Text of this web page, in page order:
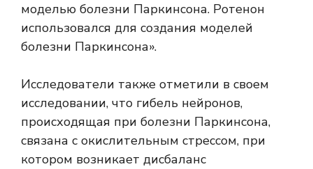
моделью болезни Паркинсона. Ротенон
использовался для создания моделей
болезни Паркинсона».
Исследователи также отметили в своем
исследовании, что гибель нейронов,
происходящая при болезни Паркинсона,
связана с окислительным стрессом, при
котором возникает дисбаланс